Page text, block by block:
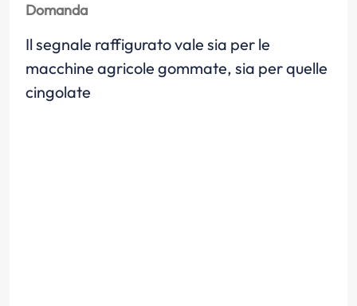
Domanda
Il segnale raffigurato vale sia per le
macchine agricole gommate, sia per quelle
cingolate